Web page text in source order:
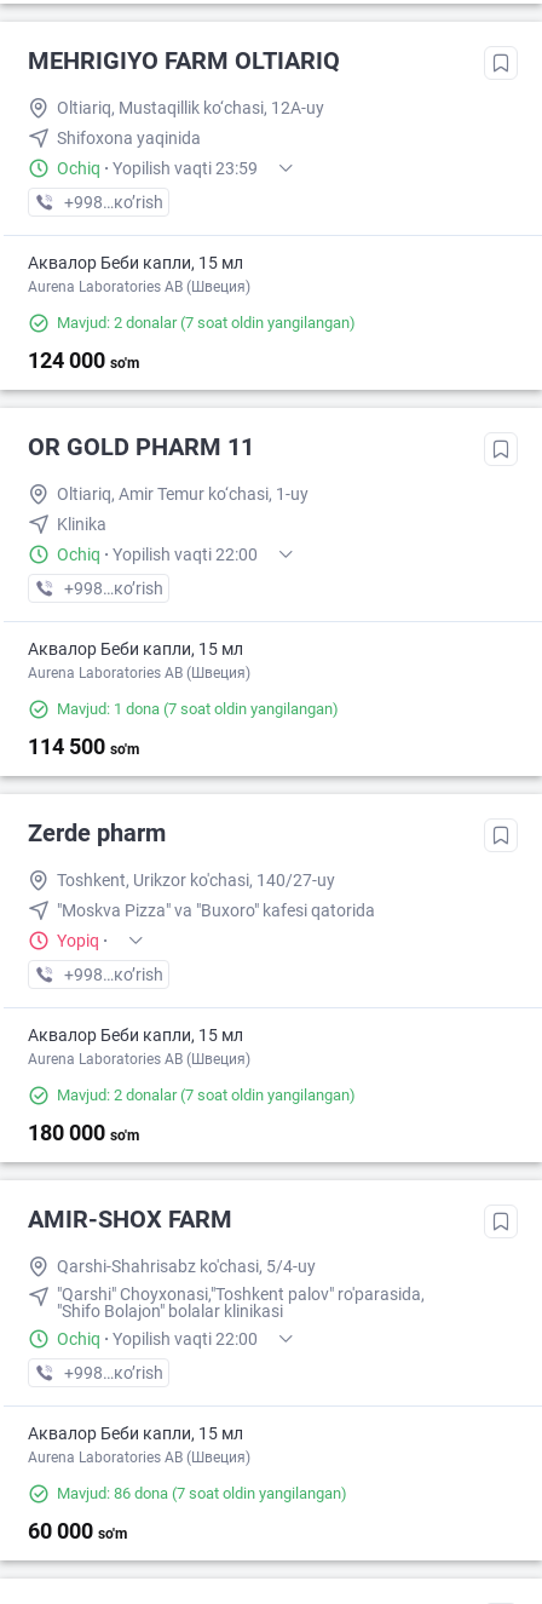
MEHRIGIYO FARM OLTIARIQ
Oltiariq, Mustaqillik ko‘chasi, 12A-uy
Shifoxona yaqinida
Ochiq · Yopilish vaqti 23:59
+998 (93) XXX-XX-XX
кo’rish
Аквалор Беби капли, 15 мл
Aurena Laboratories AB (Швеция)
Mavjud: 2 donalar(7 soat oldin yangilangan)
124 000 so'm
OR GOLD PHARM 11
Oltiariq, Amir Temur ko‘chasi, 1-uy
Klinika
Ochiq · Yopilish vaqti 22:00
+998 (91) XXX-XX-XX
кo’rish
Аквалор Беби капли, 15 мл
Aurena Laboratories AB (Швеция)
Mavjud: 1 dona (7 soat oldin yangilangan)
114 500 so'm
Zerde pharm
Toshkent, Urikzor ko'chasi, 140/27-uy
"Moskva Pizza" va "Buxoro" kafesi qatorida
Yopiq ·
+998 (71) XXX-XX-XX
кo’rish
Аквалор Беби капли, 15 мл
Aurena Laboratories AB (Швеция)
Mavjud: 2 donalar(7 soat oldin yangilangan)
180 000 so'm
AMIR-SHOX FARM
Qarshi-Shahrisabz ko'chasi, 5/4-uy
"Qarshi" Choyxonasi,"Toshkent palov" ro'parasida,
"Shifo Bolajon" bolalar klinikasi
Ochiq · Yopilish vaqti 22:00
+998 (91) XXX-XX-XX
кo’rish
Аквалор Беби капли, 15 мл
Aurena Laboratories AB (Швеция)
Mavjud: 86 dona (7 soat oldin yangilangan)
60 000 so'm